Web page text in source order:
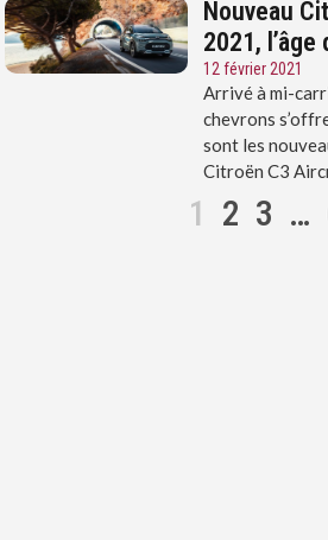
Nouveau
2021, l’âge
12 février 2021
Arrivé à mi-
chevrons
sont les
Citroën C3
1 2 3 …